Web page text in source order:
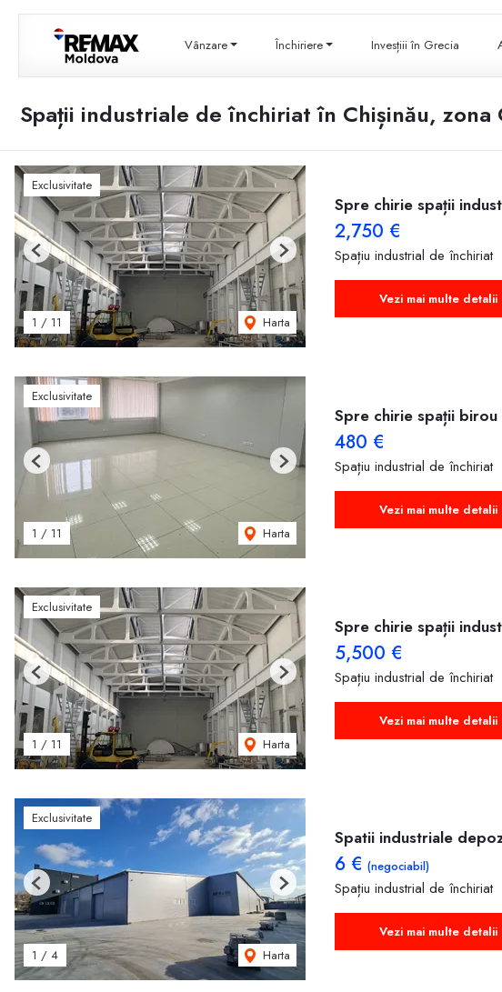
Vânzare Închiriere Invesțiii în Grecia
Spații industriale de închiriat în Chișinău, zona
Exclusivitate
1 / 11 Harta
Previous Next
Spre chirie spații
2,750 €
Spațiu industrial de închiriat
Vezi mai multe detalii
Exclusivitate
1 / 11 Harta
Previous Next
Spre chirie spații
480 €
Spațiu industrial de închiriat
Vezi mai multe detalii
Exclusivitate
1 / 11 Harta
Previous Next
Spre chirie spații
5,500 €
Spațiu industrial de închiriat
Vezi mai multe detalii
Exclusivitate
1 / 4 Harta
Previous Next
Spatii industriale
6 € (negociabil)
Spațiu industrial de închiriat
Vezi mai multe detalii